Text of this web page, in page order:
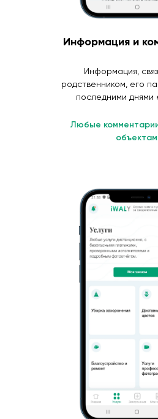
Информация и
Информация,
родственником, его
последними днями
Любые